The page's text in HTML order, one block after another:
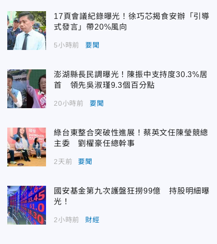
17頁會議紀錄曝光！徐巧芯揭食安辦「引導
式發言」帶20%風向
5小時前 要聞
澎湖縣長民調曝光！陳振中支持度30.3%居
首 領先吳淑瑾9.3個百分點
20小時前 要聞
綠台東整合突破性進展！蔡英文任陳瑩競總
主委 劉櫂豪任總幹事
2天前 要聞
國安基金第九次護盤狂撈99億 持股明細曝
光！
2小時前 財經